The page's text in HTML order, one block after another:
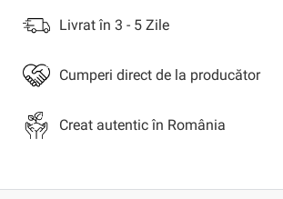
Livrat în 3 - 5 Zile
Cumperi direct de la producător
Creat autentic în România